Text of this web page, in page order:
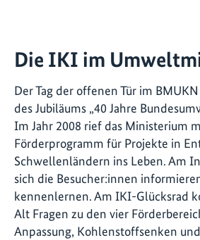
Die IKI im
Der Tag der offenen Tür im
des Jubiläums „40 Jahre
Im Jahr 2008 rief das Ministerium
Förderprogramm für Projekte in
Schwellenländern ins Leben. Am
sich die Besucher:innen
kennenlernen. Am IKI-Glücksrad
Alt Fragen zu den vier
Anpassung, Kohlenstoffsenken